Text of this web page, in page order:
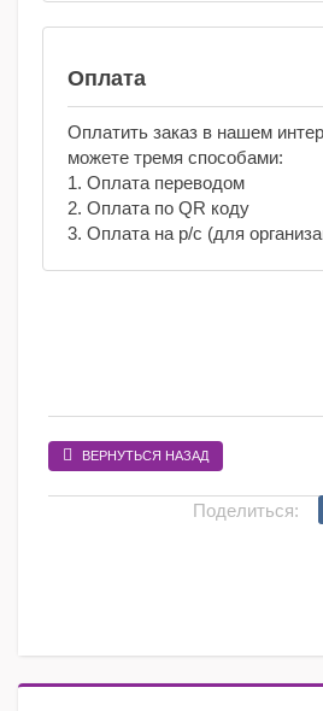
Оплата
Оплатить заказ в нашем
можете тремя способами:
1. Оплата переводом
2. Оплата по QR коду
3. Оплата на р/с (для
ВЕРНУТЬСЯ НАЗАД
Поделиться: